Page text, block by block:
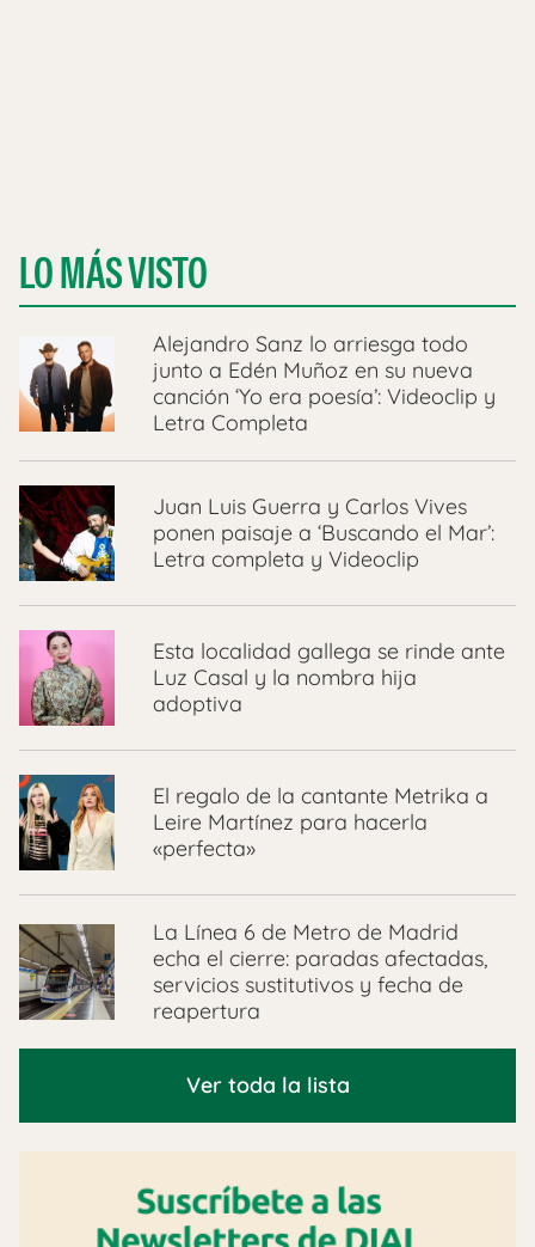
LO MÁS VISTO
Alejandro Sanz lo arriesga todo
junto a Edén Muñoz en su nueva
canción ‘Yo era poesía’: Videoclip y
Letra Completa
Juan Luis Guerra y Carlos Vives
ponen paisaje a ‘Buscando el Mar’:
Letra completa y Videoclip
Esta localidad gallega se rinde ante
Luz Casal y la nombra hija
adoptiva
El regalo de la cantante Metrika a
Leire Martínez para hacerla
«perfecta»
La Línea 6 de Metro de Madrid
echa el cierre: paradas afectadas,
servicios sustitutivos y fecha de
reapertura
Ver toda la lista